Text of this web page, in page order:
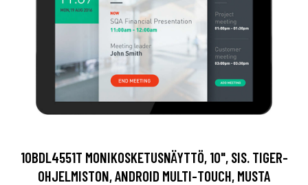
10BDL4551T MONIKOSKETUSNÄYTTÖ, 10", SIS. TIGER-
OHJELMISTON, ANDROID MULTI-TOUCH, MUSTA